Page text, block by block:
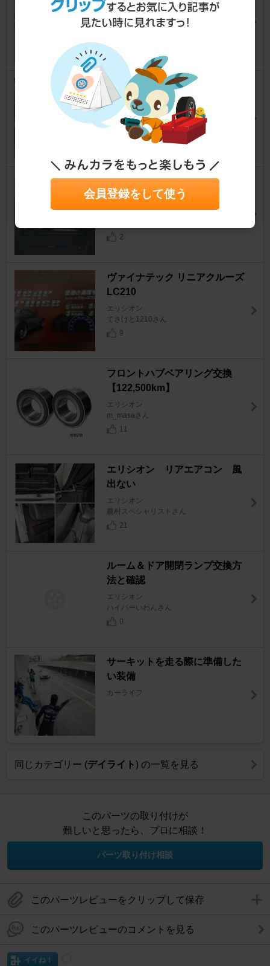
ッチ
エリシオン
かわさん。さん
MAXTREK FORTIS T5 245/35
ZR20
エリシオン
ヒデシオンさん
PIONEER / carrozzeria carrozz
eria DEH-970
エリシオン
2
ヴァイナテック リニアクルーズ
LC210
エリシオン
てさけと1210さん
9
フロントハブベアリング交換
【122,500km】
エリシオン
m_masaさん
11
エリシオン リアエアコン 風
出ない
エリシオン
農村スペシャリストさん
21
ルーム＆ドア開閉ランプ交換方
法と確認
エリシオン
ハイパーいわんさん
0
サーキットを走る際に準備した
い装備
カーライフ
同じカテゴリー (デイライト) の一覧を見る
このパーツの取り付けが
難しいと思ったら、プロに相談！
パーツ取り付け相談
このパーツレビューをクリップして保存
このパーツレビューのコメントを見る
イイね！
会員登録をして使う